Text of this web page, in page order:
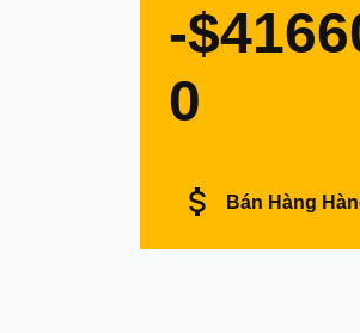
-
0
Bán Hàng